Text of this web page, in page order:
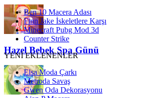
Hazel Bebek Spa Günü
Ben 10 Macera Adası
Finn Jake İskeletlere Karşı
Minecraft Pubg Mod 3d
Counter Strike
YENİ EKLENENLER
Elsa Moda Çarkı
Metroda Savaş
Gwen Oda Dekorasyonu